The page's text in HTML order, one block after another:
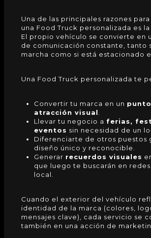
Una de las principales razones
una Food Truck personalizada es la
El propio vehículo se convierte en
de comunicación constante, tanto
marcha como si está estacionado
Una Food Truck personalizada te
Convertir tu marca en un
atracción visual
Llevar tu negocio a ferias,
eventos sin necesidad de un
Diferenciarte de otros puestos
diseño único y reconocible.
Generar recuerdos visuales
que luego te buscarán en
local.
Cuando el exterior del vehículo
identidad de la marca (colores,
mensajes clave), cada servicio se
también en una acción de